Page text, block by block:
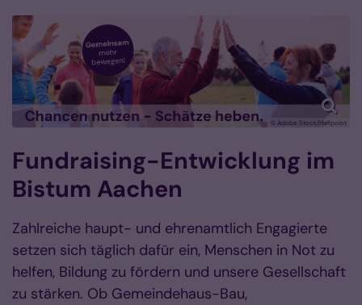
© Adobe Stock/Halfpoint
Fundraising-Entwicklung im
Bistum Aachen
Zahlreiche haupt- und ehrenamtlich Engagierte
setzen sich täglich dafür ein, Menschen in Not zu
helfen, Bildung zu fördern und unsere Gesellschaft
zu stärken. Ob Gemeindehaus-Bau,